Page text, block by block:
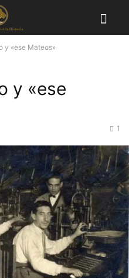
y «ese Mateos»
y «ese
1